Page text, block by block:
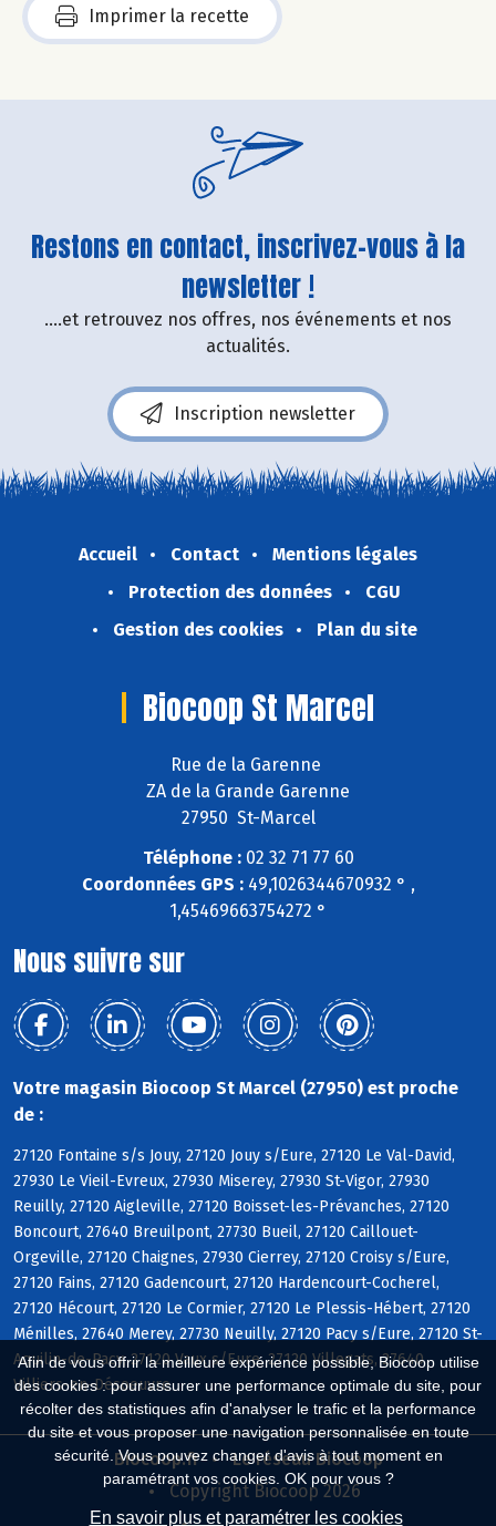
Afin de vous offrir la meilleure expérience possible, Biocoop utilise
des cookies : pour assurer une performance optimale du site, pour
récolter des statistiques afin d'analyser le trafic et la performance
du site et vous proposer une navigation personnalisée en toute
sécurité. Vous pouvez changer d'avis à tout moment en
paramétrant vos cookies. OK pour vous ?
En savoir plus et paramétrer les cookies
Imprimer la recette
Restons en contact, inscrivez-vous à la
newsletter !
....et retrouvez nos offres, nos événements et nos
actualités.
Inscription newsletter
Accueil Contact
Mentions légales
Protection des données
CGU
Gestion des cookies
Plan du site
Biocoop St Marcel
Rue de la Garenne
ZA de la Grande Garenne
27950 St-Marcel
Téléphone :02 32 71 77 60
Coordonnées GPS :49,1026344670932 ° ,
1,45469663754272 °
Nous suivre sur
Votre magasin Biocoop St Marcel (27950) est proche
de :
27120 Fontaine s/s Jouy, 27120 Jouy s/Eure, 27120 Le Val-David,
27930 Le Vieil-Evreux, 27930 Miserey, 27930 St-Vigor, 27930
Reuilly, 27120 Aigleville, 27120 Boisset-les-Prévanches, 27120
Boncourt, 27640 Breuilpont, 27730 Bueil, 27120 Caillouet-
Orgeville, 27120 Chaignes, 27930 Cierrey, 27120 Croisy s/Eure,
27120 Fains, 27120 Gadencourt, 27120 Hardencourt-Cocherel,
27120 Hécourt, 27120 Le Cormier, 27120 Le Plessis-Hébert, 27120
Ménilles, 27640 Merey, 27730 Neuilly, 27120 Pacy s/Eure, 27120 St-
Aquilin-de-Pacy, 27120 Vaux s/Eure, 27120 Villegats, 27640
Villiers-en-Désoeuvre
Biocoop.fr
Le réseau Biocoop
Copyright Biocoop 2026